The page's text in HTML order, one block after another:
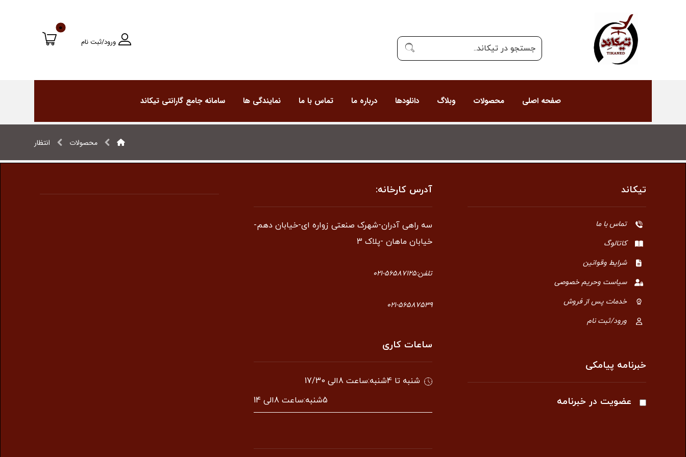
ورود/ثبت نام
صفحه اصلی محصولات وبلاگ دانلودها درباره ما تماس با ما نمایندگی ها سامانه جامع گارانتی تیکاند
محصولات انتظار
تیکاند
تماس با ما
کاتالوگ
شرایط وقوانین
سیاست وحریم خصوصی
خدمات پس از فروش
ورود/ثبت نام
خبرنامه پیامکی
عضویت در خبرنامه
آدرس کارخانه:
سه راهی آدران-شهرک صنعتی زواره ای-خیابان دهم-
خیابان ماهان -پلاک 3
تلفن:56587125-021
021-56587539
ساعات کاری
شنبه تا 4شنبه:ساعت 8الی 17/30
5شنبه:ساعت 8الی 14